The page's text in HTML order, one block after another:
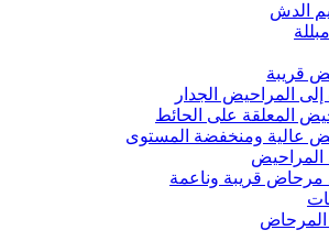
الدش
قريبة
إلى المراحيض الجدار
المعلقة على الحائط
عالية ومنخفضة المستوى
المراحيض
مرحاض قريبة وناعمة